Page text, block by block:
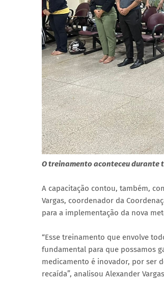
O treinamento aconteceu durante
A capacitação contou, também,
Vargas, coordenador da
para a implementação da nova
“Esse treinamento que envolve
fundamental para que possamos
medicamento é inovador, por ser
recaída”, analisou Alexander